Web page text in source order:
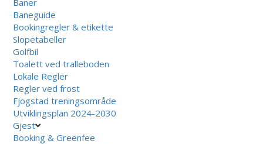
Baner
Baneguide
Bookingregler & etikette
Slopetabeller
Golfbil
Toalett ved tralleboden
Lokale Regler
Regler ved frost
Fjogstad treningsområde
Utviklingsplan 2024-2030
Gjest
Booking & Greenfee